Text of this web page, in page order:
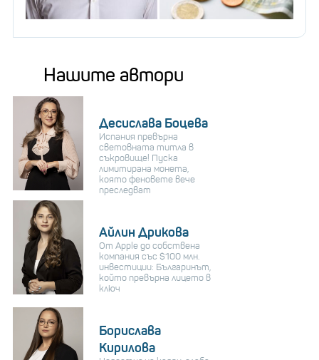
Нашите автори
Десислава Боцева
Испания превърна
световната титла в
съкровище! Пуска
лимитирана монета,
която феновете вече
преследват
Айлин Дрикова
От Apple до собствена
компания със $100 млн.
инвестиции: Българинът,
който превърна лицето в
ключ
Борислава
Кирилова